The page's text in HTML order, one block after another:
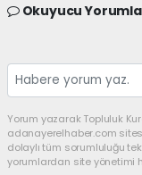
Okuyucu
Yorum yazarak Topluluk
adanayerelhaber.com
dolaylı tüm sorumluluğu
yorumlardan site yönetimi